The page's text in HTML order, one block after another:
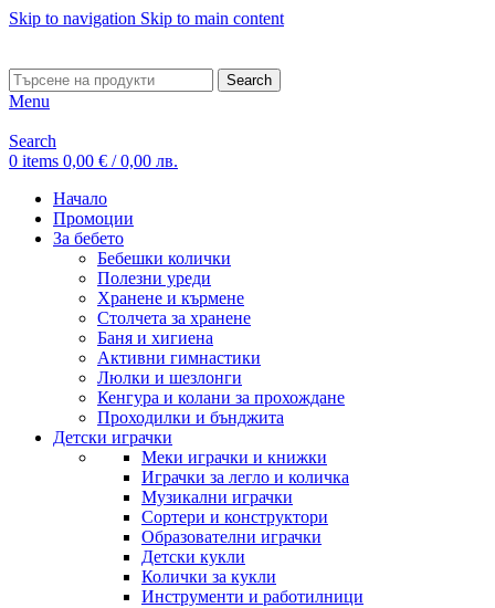
Skip to navigation Skip to main content
Search
Menu
Search
0 items 0,00 € / 0,00 лв.
Начало
Промоции
За бебето
Бебешки колички
Полезни уреди
Хранене и кърмене
Столчета за хранене
Баня и хигиена
Активни гимнастики
Люлки и шезлонги
Кенгура и колани за прохождане
Проходилки и бънджита
Детски играчки
Меки играчки и книжки
Играчки за легло и количка
Музикални играчки
Сортери и конструктори
Образователни играчки
Детски кукли
Колички за кукли
Инструменти и работилници